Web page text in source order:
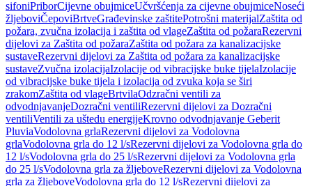
sifoniPriborCijevne obujmiceUčvršćenja za cijevne obujmiceNoseći
žljeboviČepoviBrtveGrađevinske zaštitePotrošni materijalZaštita od
požara, zvučna izolacija i zaštita od vlageZaštita od požaraRezervni
dijelovi za Zaštita od požaraZaštita od požara za kanalizacijske
sustaveRezervni dijelovi za Zaštita od požara za kanalizacijske
sustaveZvučna izolacijaIzolacije od vibracijske buke tijelaIzolacije
od vibracijske buke tijela i izolacija od zvuka koja se širi
zrakomZaštita od vlageBrtvilaOdzračni ventili za
odvodnjavanjeDozračni ventiliRezervni dijelovi za Dozračni
ventiliVentili za uštedu energijeKrovno odvodnjavanje Geberit
PluviaVodolovna grlaRezervni dijelovi za Vodolovna
grlaVodolovna grla do 12 l/sRezervni dijelovi za Vodolovna grla do
12 l/sVodolovna grla do 25 l/sRezervni dijelovi za Vodolovna grla
do 25 l/sVodolovna grla za žljeboveRezervni dijelovi za Vodolovna
grla za žljeboveVodolovna grla do 12 l/sRezervni dijelovi za